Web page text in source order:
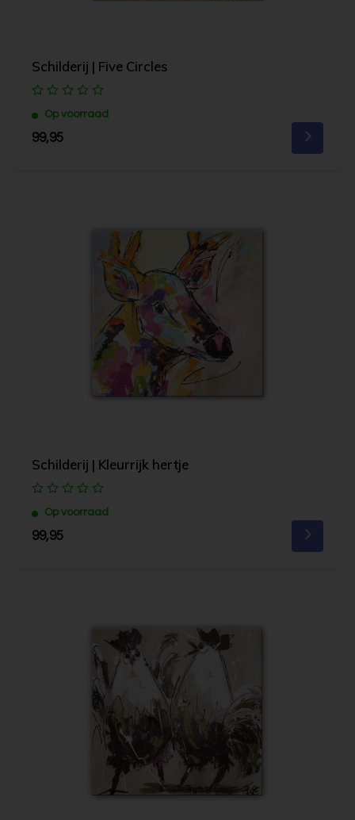
Schilderij | Five Circles
Op voorraad
99,95
Schilderij | Kleurrijk hertje
Op voorraad
99,95